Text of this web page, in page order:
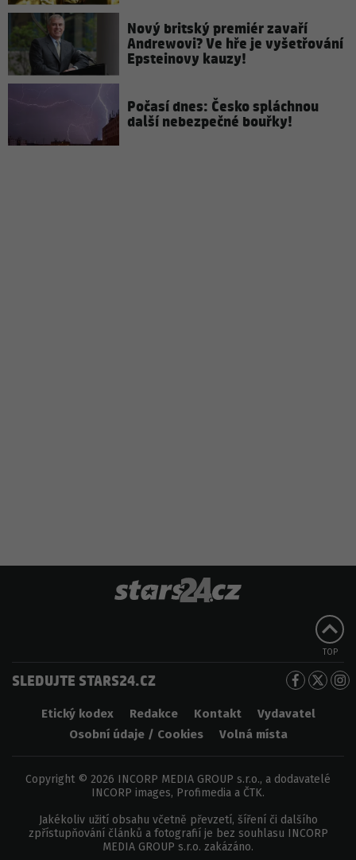
Nový britský premiér zavaří
Andrewovi? Ve hře je vyšetřování
Epsteinovy kauzy!
Počasí dnes: Česko spláchnou
další nebezpečné bouřky!
TOP
SLEDUJTE STARS24.CZ
Etický kodex Redakce Kontakt
Vydavatel
Osobní údaje / Cookies
Volná místa
Copyright © 2026 INCORP MEDIA GROUP s.r.o., a dodavatelé
INCORP images, Profimedia a ČTK.
Jakékoliv užití obsahu včetně převzetí, šíření či dalšího
zpřístupňování článků a fotografií je bez souhlasu INCORP
MEDIA GROUP s.r.o. zakázáno.